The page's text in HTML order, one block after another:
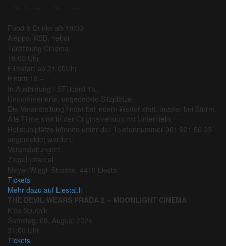
-------------------------------
Food & Drinks ab 19:00
Aleppo, KBB, hebdi
Türöffnung Cinema:
19:00 Uhr
Filmstart ab 21:00Uhr
Eintritt 18.–
In Ausbildung / STUcard 15.–
Unnummerierte, ungedeckte Sitzplätze.
Die Veranstaltung findet bei jedem Wetter statt, ausser bei Sturm.
Alle Filme sind in der Originalversion mit Untertiteln.
Rollstuhlplätze können unter der Telefonnummer 061 921 56 23
angemeldet werden.
Veranstaltungort:
Ziegelhofareal
Meyer-Wiggli-Strasse, 4410 Liestal
Tickets
Mehr dazu auf Liestal.li
THE DEVIL WEARS PRADA 2 – MOONLIGHT CINEMA
Kino Sputnik
Samstag, 08. August 2026
21:00 Uhr
Tickets